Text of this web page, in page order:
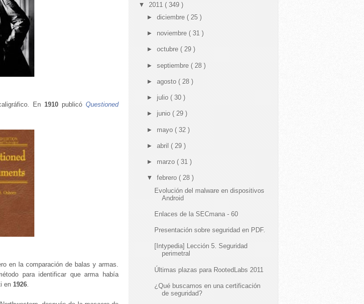
En 1910 publicó Questioned
en la comparación de balas y armas.
para identificar que arma había
en 1926.
▼ 2011 ( 349 )
► diciembre ( 25 )
► noviembre ( 31 )
► octubre ( 29 )
► septiembre ( 28 )
► agosto ( 28 )
► julio ( 30 )
► junio ( 29 )
► mayo ( 32 )
► abril ( 29 )
► marzo ( 31 )
▼ febrero ( 28 )
Evolución del malware en dispositivos
Android
Enlaces de la SECmana - 60
Presentación sobre seguridad en PDF.
[Intypedia] Lección 5. Seguridad
perimetral
Últimas plazas para RootedLabs 2011
¿Qué buscamos en una certificación
de seguridad?